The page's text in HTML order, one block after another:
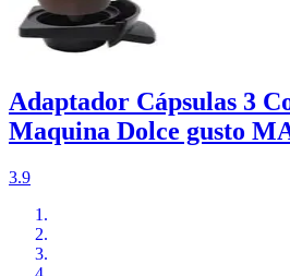
Adaptador Cápsulas 3
Maquina Dolce gusto
3.9